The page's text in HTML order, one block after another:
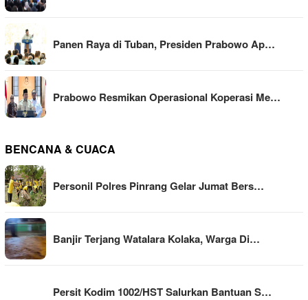
Panen Raya di Tuban, Presiden Prabowo Ap…
Prabowo Resmikan Operasional Koperasi Me…
BENCANA & CUACA
Personil Polres Pinrang Gelar Jumat Bers…
Banjir Terjang Watalara Kolaka, Warga Di…
Persit Kodim 1002/HST Salurkan Bantuan S…